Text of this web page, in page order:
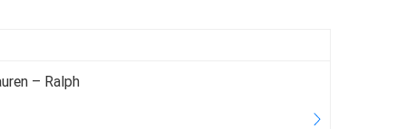
– Ralph